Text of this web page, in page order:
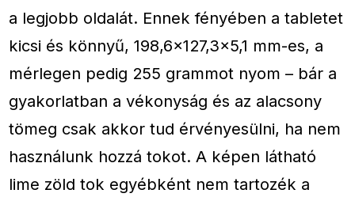
a legjobb oldalát. Ennek fényében a tabletet
kicsi és könnyű, 198,6×127,3×5,1 mm-es, a
mérlegen pedig 255 grammot nyom – bár a
gyakorlatban a vékonyság és az alacsony
tömeg csak akkor tud érvényesülni, ha nem
használunk hozzá tokot. A képen látható
lime zöld tok egyébként nem tartozék a